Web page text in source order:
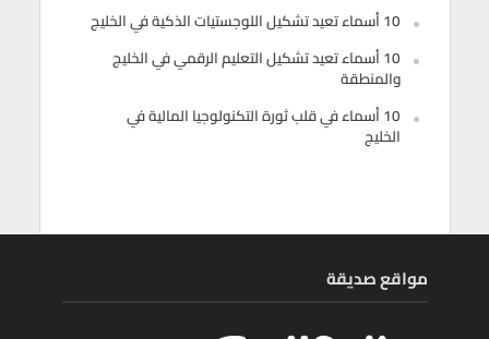
10 أسماء تعيد تشكيل اللوجستيات الذكية في الخليج
10 أسماء تعيد تشكيل التعليم الرقمي في الخليج
والمنطقة
10 أسماء في قلب ثورة التكنولوجيا المالية في
الخليج
مواقع صديقة